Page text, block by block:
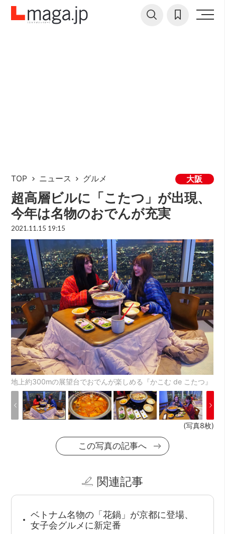
TOP ニュース グルメ 大阪
超高層ビルに「こたつ」が出現、
今年は名物のおでんが充実
2021.11.15 19:15
地上約300mの展望台でおでんが楽しめる『かこむ de こたつ』
(写真8枚)
この写真の記事へ
関連記事
ベトナム名物の「花鍋」が京都に登場、
女子会グルメに新定番